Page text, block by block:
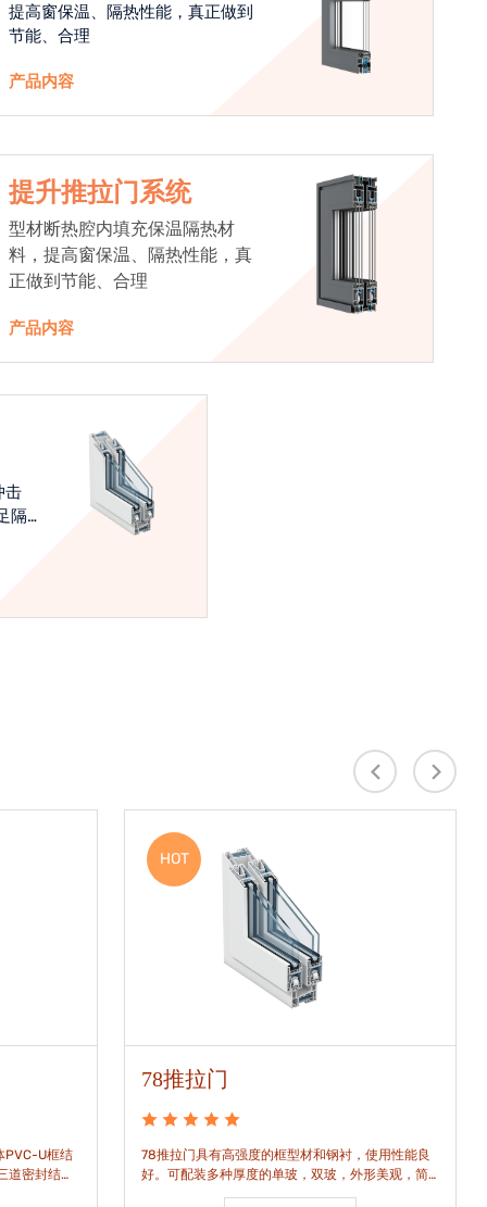
提高窗保温、隔热性能，真正做到
节能、合理
产品内容
提升推拉门系统
型材断热腔内填充保温隔热材
料，提高窗保温、隔热性能，真
正做到节能、合理
产品内容
击
隔
PVC-U框结
道密封结
HOT
78推拉门
78推拉门具有高强度的框型材和钢衬，使用性能良
好。可配装多种厚度的单玻，双玻，外形美观，简